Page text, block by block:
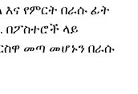
የምርት በራሱ ፊት
በፖስተሮች ላይ
መጣ መሆኑን በራሱ